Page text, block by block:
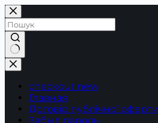
Перейти
до
вмісту
Немає
результатів
checkout new
Главная
Договір публічної оферти
Забыл пароль